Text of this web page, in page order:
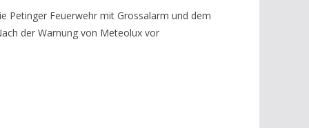
Petinger Feuerwehr mit Grossalarm und dem
der Warnung von Meteolux vor